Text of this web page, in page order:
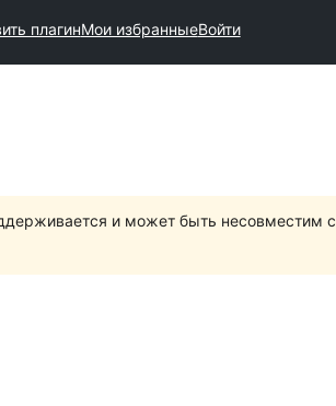
плагинМои избранныеВойти
и может быть несовместим с